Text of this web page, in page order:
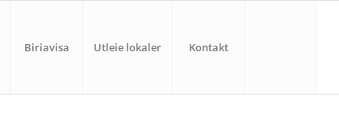
Biriavisa Utleie lokaler Kontakt